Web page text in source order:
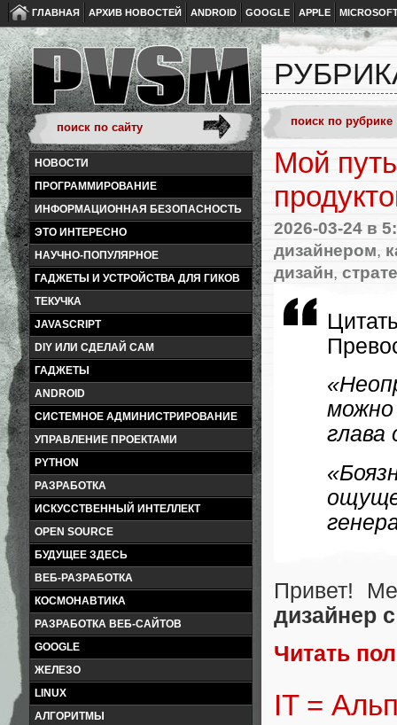
ГЛАВНАЯ АРХИВ НОВОСТЕЙ ANDROID GOOGLE APPLE
НОВОСТИ
ПРОГРАММИРОВАНИЕ
ИНФОРМАЦИОННАЯ БЕЗОПАСНОСТЬ
ЭТО ИНТЕРЕСНО
НАУЧНО-ПОПУЛЯРНОЕ
ГАДЖЕТЫ И УСТРОЙСТВА ДЛЯ ГИКОВ
ТЕКУЧКА
JAVASCRIPT
DIY ИЛИ СДЕЛАЙ САМ
ГАДЖЕТЫ
ANDROID
СИСТЕМНОЕ АДМИНИСТРИРОВАНИЕ
УПРАВЛЕНИЕ ПРОЕКТАМИ
PYTHON
РАЗРАБОТКА
ИСКУССТВЕННЫЙ ИНТЕЛЛЕКТ
OPEN SOURCE
БУДУЩЕЕ ЗДЕСЬ
ВЕБ-РАЗРАБОТКА
КОСМОНАВТИКА
РАЗРАБОТКА ВЕБ-САЙТОВ
GOOGLE
ЖЕЛЕЗО
LINUX
АЛГОРИТМЫ
Мой
2026-03-24 в
дизайнером,
дизайн,
глава
Привет!
дизайнер
Читать
IT =